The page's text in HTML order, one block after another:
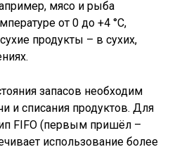
мясо и рыба
от 0 до +4 °C,
продукты – в сухих,
запасов необходим
и списания продуктов. Для
FIFO (первым пришёл –
использование более